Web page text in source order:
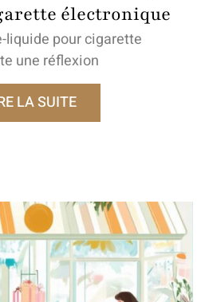
électronique
liquide pour cigarette
une réflexion
LA SUITE